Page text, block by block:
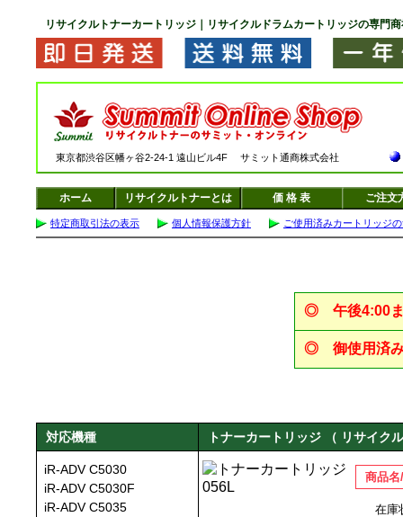
リサイクルトナーカートリッジ｜リサイクルドラムカートリッジの専
東京都渋谷区幡ヶ谷2-24-1 遠山ビル4F サミット通商株式会社
ホーム リサイクルトナーとは 価 格 表 ご注文
特定商取引法の表示 個人情報保護方針 ご使用済みカートリッジ
◎ 午後4:00
◎ 御使用済
対応機種
iR-ADV C5030
iR-ADV C5030F
iR-ADV C5035
トナーカートリッジ （ リサイク
商品名
在庫